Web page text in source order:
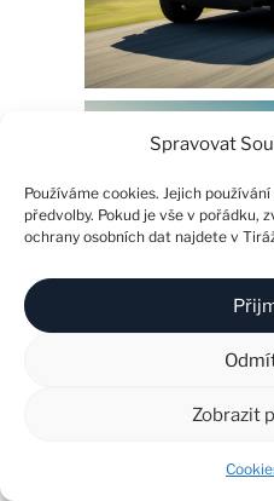
Spravovat
Používáme cookies. Jejich
předvolby. Pokud je vše v pořádku,
ochrany osobních dat najdete v
Zobrazit